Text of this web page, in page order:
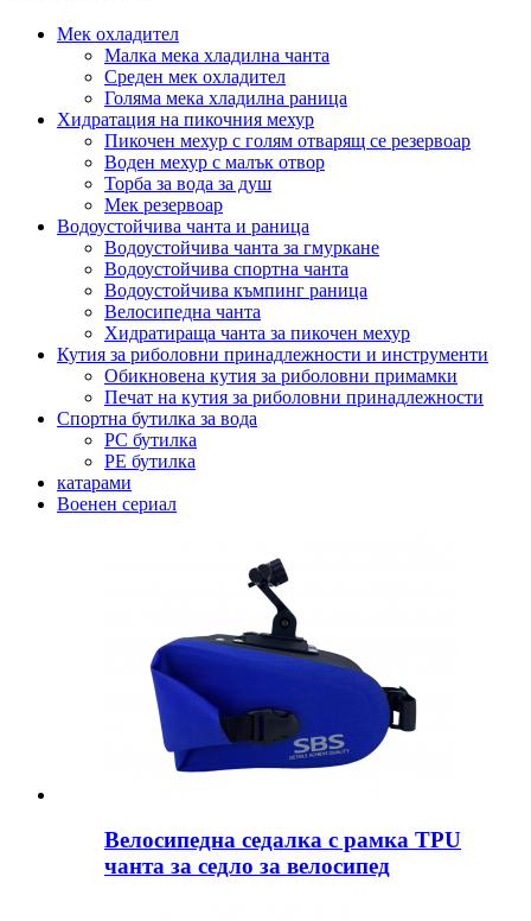
Мек охладител
Малка мека хладилна чанта
Среден мек охладител
Голяма мека хладилна раница
Хидратация на пикочния мехур
Пикочен мехур с голям отварящ се резервоар
Воден мехур с малък отвор
Торба за вода за душ
Мек резервоар
Водоустойчива чанта и раница
Водоустойчива чанта за гмуркане
Водоустойчива спортна чанта
Водоустойчива къмпинг раница
Велосипедна чанта
Хидратираща чанта за пикочен мехур
Кутия за риболовни принадлежности и инструменти
Обикновена кутия за риболовни примамки
Печат на кутия за риболовни принадлежности
Спортна бутилка за вода
PC бутилка
PE бутилка
катарами
Военен сериал
Велосипедна седалка с рамка TPU
чанта за седло за велосипед